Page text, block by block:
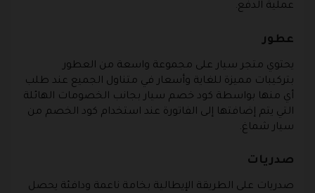
عملية الدفع.
عطور
يحتوي متجر سيار على مجموعة واسعة من العطور
بتركيبات مميزة للغاية وأسعار في متناول الجميع عند طلب
أي منها بواسطة كود خصم سيار بجانب الخصومات الهائلة
التي يتم إضافتها إلى الفاتورة عند استخدام كود الخصم من
سيار شماغ.
صدريات
صدريات على الطريقة الإيطالية بخامة ناعمة ودافئة يحصل